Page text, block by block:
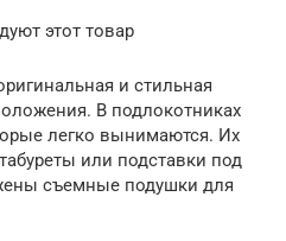
этот товар
и стильная
В подлокотниках
легко вынимаются. Их
или подставки под
съемные подушки для